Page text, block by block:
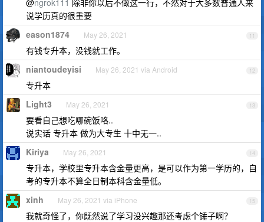
@ngrok111 除非你以后不做这一行，不然对于大多数普通人来
说学历真的很重要
11
eason1874 May 26, 2021
有钱专升本，没钱就工作。
12
niantoudeyisi May 26, 2021 via Android
专升本
13
Light3 May 26, 2021
要看自己想吃哪碗饭咯..
说实话 专升本 做为大专生 十中无一..
14
Kiriya May 26, 2021
专升本，学校里专升本含金量更高，是可以作为第一学历的，自
考的专升本不算全日制本科含金量低。
15
xinh May 26, 2021 via iPhone
我就奇怪了，你既然说了学习没兴趣那还考虑个锤子啊？